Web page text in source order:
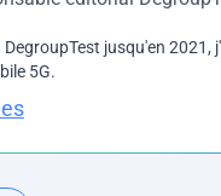
jusqu'en
5G.